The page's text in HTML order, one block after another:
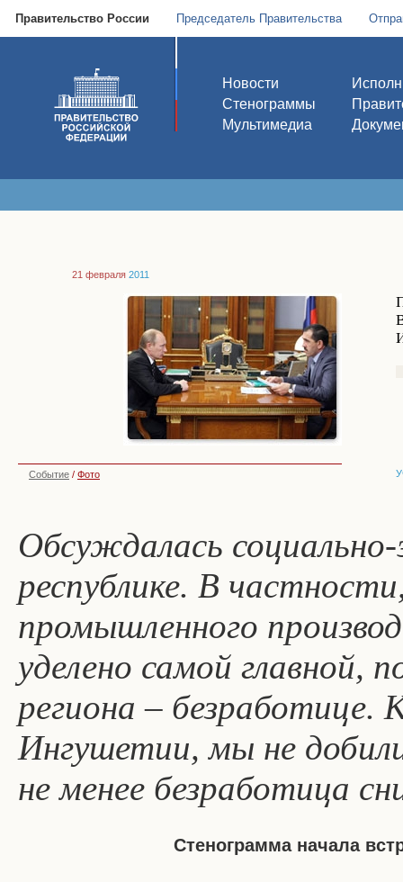
Правительство России Председатель Правительства
Новости
Стенограммы
Мультимедиа
21 февраля 2011
Событие / Фото
Обсуждалась
республике. В
промышленного
уделено самой главной,
региона – безработице.
Ингушетии, мы не
не менее безработица
Стенограмма начала